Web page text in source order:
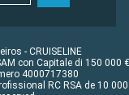
- CRUISELINE
con Capitale di 150 000 €
4000717380
RC RSA de 10 000